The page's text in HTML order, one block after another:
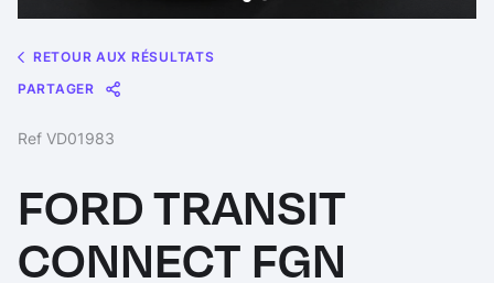
RETOUR AUX RÉSULTATS
PARTAGER
Message
Messenger
Link
Ref VD01983
FORD TRANSIT
CONNECT FGN